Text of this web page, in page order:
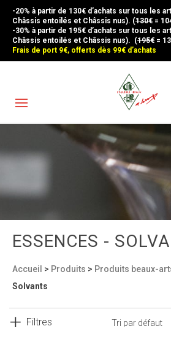
-20% à partir de 130€ d’achats sur tous les
Châssis entoilés et Châssis nus). (130€ =
-30% à partir de 195€ d’achats sur tous les
Châssis entoilés et Châssis nus). (195€ =
Frais de port 9€, offerts dès 99€ d’achats
ESSENCES -
Accueil > Produits > Produits beaux-
Solvants
Filtres